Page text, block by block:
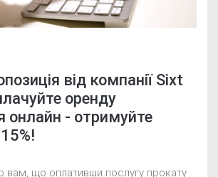
від компанії Sixt
оренду
онлайн - отримуйте
вам, що оплативши послугу прокату